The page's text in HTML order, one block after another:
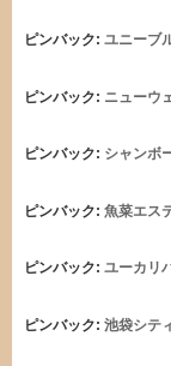
ピンバック: ユニーブ
ピンバック: ニューウ
ピンバック: シャンボ
ピンバック: 魚菜エス
ピンバック: ユーカリ
ピンバック: 池袋シテ